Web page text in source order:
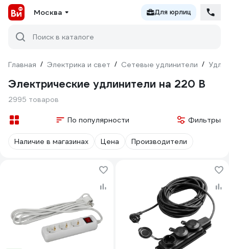
Москва Для юрлиц
Поиск в каталоге
Главная / Электрика и свет / Сетевые удлинители /
Электрические удлинители на 220 В
2995 товаров
По популярности Фильтры
Наличие в магазинах Цена Производители